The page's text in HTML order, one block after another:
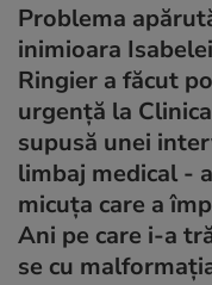
Problema
inimioara
Ringier a făcut
urgenţă la
supusă unei
limbaj medical -
micuţa care a
Ani pe care i-a
se cu